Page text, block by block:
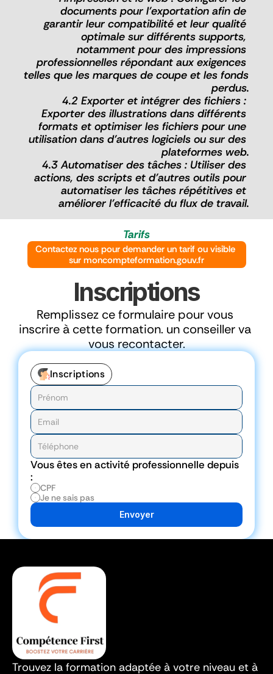
documents pour l'exportation afin de
garantir leur compatibilité et leur qualité
optimale sur différents supports,
notamment pour des impressions
professionnelles répondant aux exigences
telles que les marques de coupe et les fonds
perdus.
4.2 Exporter et intégrer des fichiers :
Exporter des illustrations dans différents
formats et optimiser les fichiers pour une
utilisation dans d'autres logiciels ou sur des
plateformes web.
4.3 Automatiser des tâches : Utiliser des
actions, des scripts et d'autres outils pour
automatiser les tâches répétitives et
améliorer l'efficacité du flux de travail.
Tarifs
Contactez nous pour demander un tarif ou visible
sur moncompteformation.gouv.fr
Inscriptions
Remplissez ce formulaire pour vous
inscrire à cette formation. un conseiller va
vous recontacter.
Inscriptions
CPF
Je ne sais pas
Vous êtes en activité professionnelle depuis
:
Envoyer
Trouvez la formation adaptée à votre niveau et à